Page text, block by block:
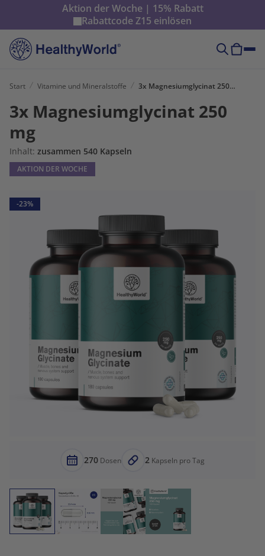
Aktion der Woche | 15% Rabatt
RabattcodeZ15 einlösen
Start Vitamine und Mineralstoffe 3x Magnesiumglycinat 250 mg
3x Magnesiumglycinat 250
mg
Inhalt: zusammen 540 Kapseln
AKTION DER WOCHE
-23%
270 Dosen 2 Kapseln pro Tag